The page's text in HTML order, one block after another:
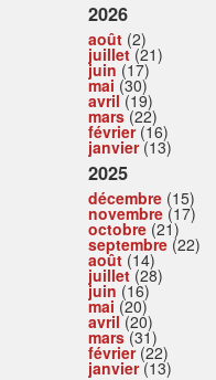
2026
août (2)
juillet(21)
juin (17)
mai (30)
avril(19)
mars(22)
février(16)
janvier(13)
2025
décembre (15)
novembre (17)
octobre (21)
septembre (22)
août (14)
juillet(28)
juin (16)
mai (20)
avril(20)
mars(31)
février(22)
janvier(13)